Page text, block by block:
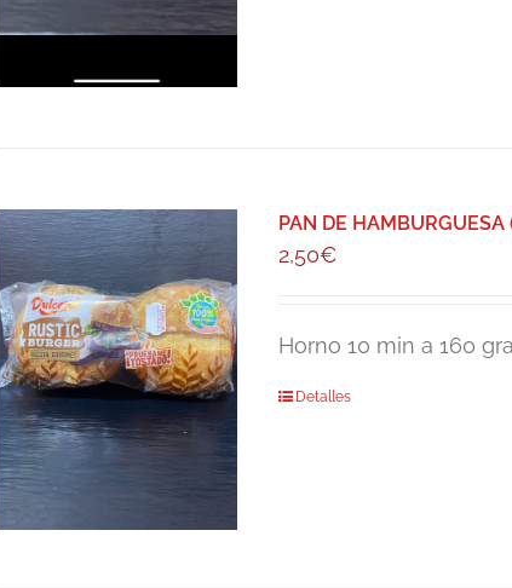
PAN DE
2,50€
Horno 10 min a 160
Detalles